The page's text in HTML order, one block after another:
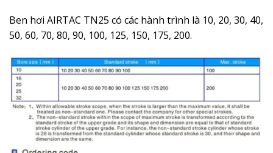
Ben hơi AIRTAC TN25 có các hành trình là 10, 20, 30, 40,
50, 60, 70, 80, 90, 100, 125, 150, 175, 200.